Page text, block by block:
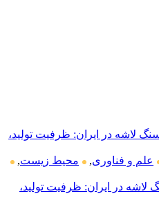
علم و فناوری, محیط زیست,
در ایران: ظرفیت تولید،